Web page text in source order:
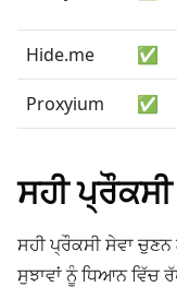
Hide.me ✅
Proxyium ✅
ਸਹੀ
ਸਹੀ ਪ੍ਰੌਕਸੀ ਸੇਵਾ
ਸੁਝਾਵਾਂ ਨੂੰ ਧਿਆਨ ਵਿੱਚ